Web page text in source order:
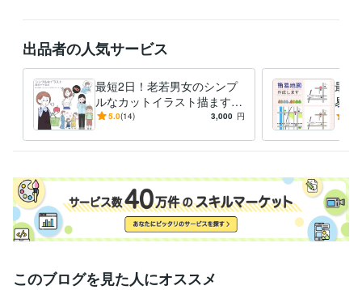
出品者の人気サービス
最短2日！老若男女のシンプ
ルなカットイラスト描ます
説明にぴったり。分かりやす
5.0(14) 3,000 円
最短
易地
無制
このブログを見た人にオススメ